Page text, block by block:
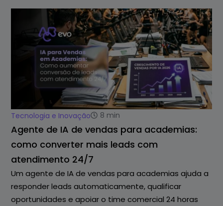
Tecnologia e Inovação 8 min
Agente de IA de vendas para academias:
como converter mais leads com
atendimento 24/7
Um agente de IA de vendas para academias ajuda a
responder leads automaticamente, qualificar
oportunidades e apoiar o time comercial 24 horas